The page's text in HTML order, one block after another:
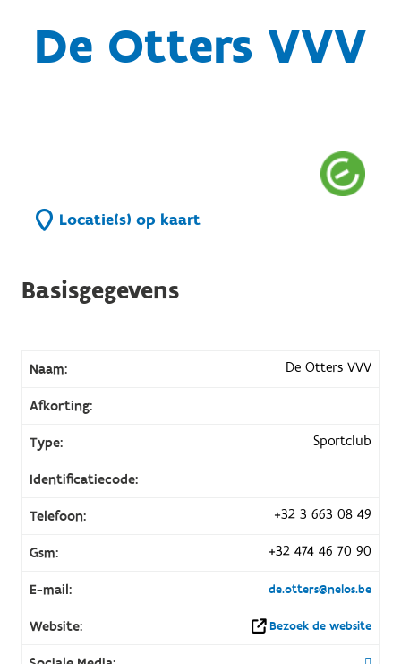
De Otters VVV
Locatie(s) op kaart
Basisgegevens
Naam: De Otters VVV
Afkorting:
Type: Sportclub
Identificatiecode:
Telefoon: +32 3 663 08 49
Gsm: +32 474 46 70 90
E-mail: de.otters@nelos.be
Website: Bezoek de website